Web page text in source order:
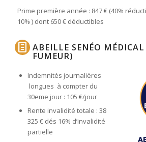
Prime première année : 847 € (40%
10% ) dont 650 € déductibles
ABEILLE SENÉO
FUMEUR)
Indemnités journalières
longues à compter du
30eme jour : 105 €/jour
Rente invalidité totale : 38
325 € dés 16% d’invalidité
partielle